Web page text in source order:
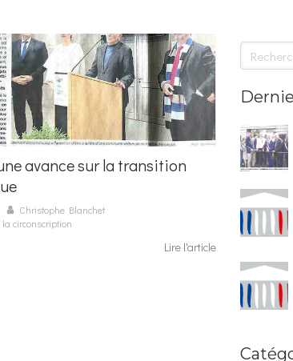
avance sur la transition
Christophe Blanchet
circonscription
Lire l'article